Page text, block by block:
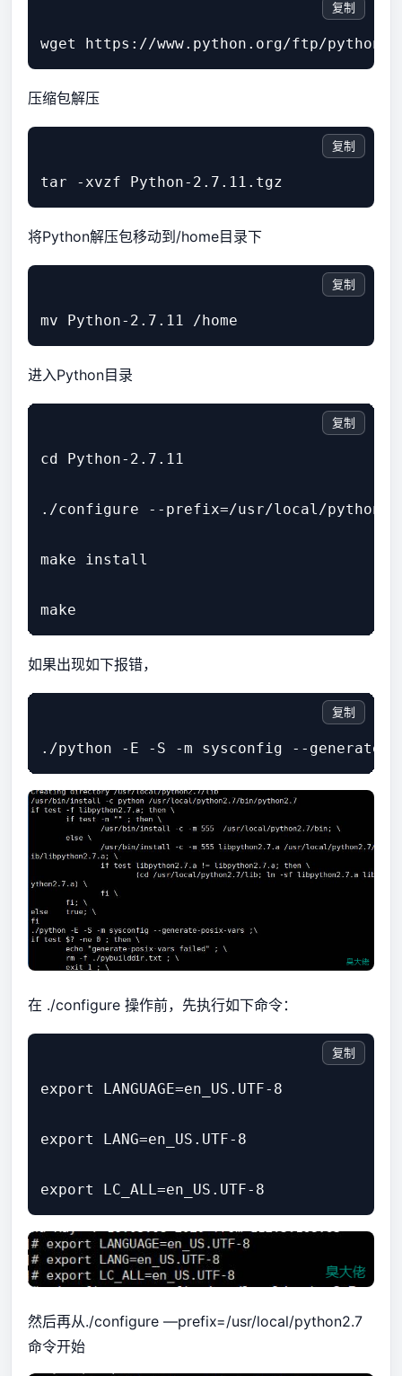
复制
压缩包解压
复制
将Python解压包移动到/home目录下
复制
进入Python目录
cd Python-2.7.11
./configure --prefix=/usr/local/
make install
复制
如果出现如下报错，
复制
在 ./configure 操作前，先执行如下命令：
export LANGUAGE=en_US.UTF-8
export LANG=en_US.UTF-8
复制
然后再从./configure —prefix=/usr/local/python2.7
命令开始